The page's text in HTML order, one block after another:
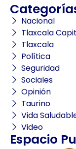
Nacional
Tlaxcala
Tlaxcala
Política
Seguridad
Sociales
Opinión
Taurino
Vida
Video
Espacio